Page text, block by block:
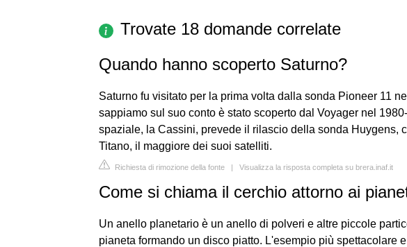
Trovate 18 domande correlate
Quando hanno scoperto Saturno?
Saturno fu visitato per la prima volta dalla sonda Pioneer 11
sappiamo sul suo conto è stato scoperto dal Voyager nel
spaziale, la Cassini, prevede il rilascio della sonda Huygens,
Titano, il maggiore dei suoi satelliti.
Richiesta di rimozione della fonte | Visualizza la risposta completa su brera.inaf.it
Come si chiama il cerchio attorno ai
Un anello planetario è un anello di polveri e altre piccole
pianeta formando un disco piatto. L'esempio più spettacolare